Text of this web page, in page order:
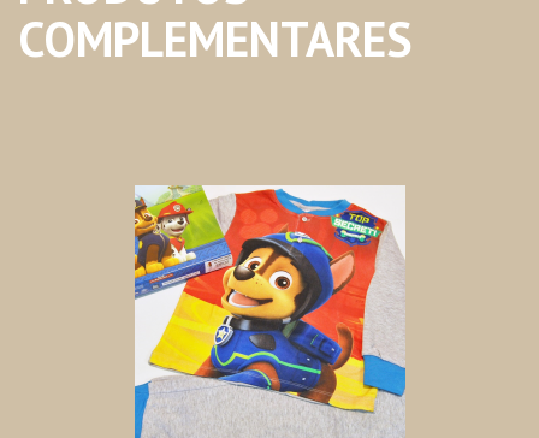
COMPLEMENTARES